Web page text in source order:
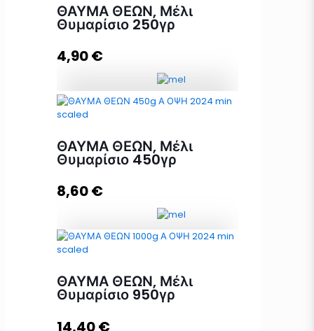
ΘΑΥΜΑ ΘΕΩΝ, Μέλι
Θυμαρίσιο 250γρ
4,90€
ΘΑΥΜΑ ΘΕΩΝ, Μέλι Θυμαρίσιο
ΘΑΥΜΑ ΘΕΩΝ, Μέλι
Θυμαρίσιο 450γρ
8,60€
450γρ ποσότητα
ΘΑΥΜΑ ΘΕΩΝ, Μέλι
Θυμαρίσιο 950γρ
14,40€